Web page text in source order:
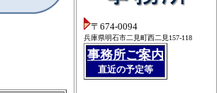
〒674-0094
兵庫県明石市二見町西二見157-118
事務所ご案内
直近の予定等